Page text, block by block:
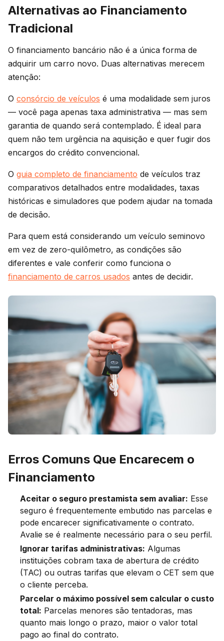
Alternativas ao Financiamento
Tradicional
O financiamento bancário não é a única forma de
adquirir um carro novo. Duas alternativas merecem
atenção:
O consórcio de veículos é uma modalidade sem juros
— você paga apenas taxa administrativa — mas sem
garantia de quando será contemplado. É ideal para
quem não tem urgência na aquisição e quer fugir dos
encargos do crédito convencional.
O guia completo de financiamento de veículos traz
comparativos detalhados entre modalidades, taxas
históricas e simuladores que podem ajudar na tomada
de decisão.
Para quem está considerando um veículo seminovo
em vez de zero-quilômetro, as condições são
diferentes e vale conferir como funciona o
financiamento de carros usados antes de decidir.
Erros Comuns Que Encarecem o
Financiamento
Aceitar o seguro prestamista sem avaliar: Esse
seguro é frequentemente embutido nas parcelas e
pode encarecer significativamente o contrato.
Avalie se é realmente necessário para o seu perfil.
Ignorar tarifas administrativas: Algumas
instituições cobram taxa de abertura de crédito
(TAC) ou outras tarifas que elevam o CET sem que
o cliente perceba.
Parcelar o máximo possível sem calcular o custo
total: Parcelas menores são tentadoras, mas
quanto mais longo o prazo, maior o valor total
pago ao final do contrato.